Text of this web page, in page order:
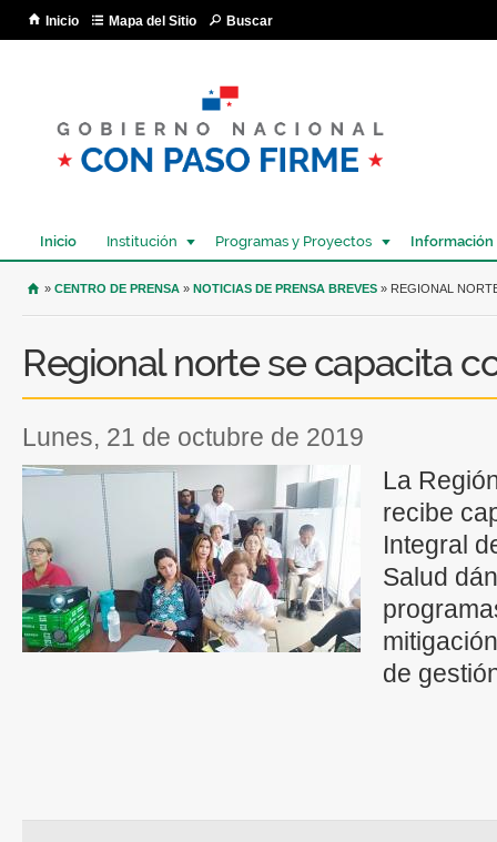
Inicio Mapa del Sitio Buscar
Inicio Institución Programas y Proyectos Información
USTED SE ENCUENTRA AQUÍ
» CENTRO DE PRENSA » NOTICIAS DE PRENSA BREVES » REGIONAL
Regional norte se capacita
lunes, 21 de octubre de 2019
La
recibe
Integral
Salud
de